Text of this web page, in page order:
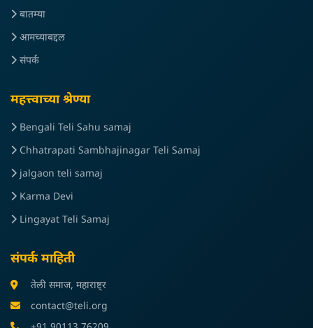
बातम्या
आमच्याबद्दल
संपर्क
महत्त्वाच्या श्रेण्या
Bengali Teli Sahu samaj
Chhatrapati Sambhajinagar Teli Samaj
jalgaon teli samaj
Karma Devi
Lingayat Teli Samaj
संपर्क माहिती
तेली समाज, महाराष्ट्र
contact@teli.org